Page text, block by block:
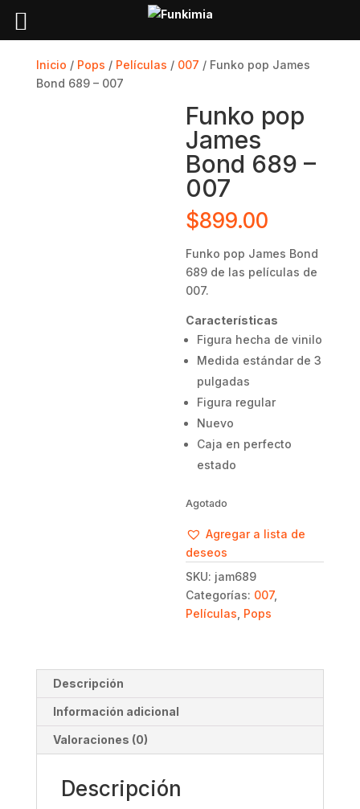
Inicio / Pops / Películas / 007 / Funko pop James
Bond 689 – 007
Funko pop
James
Bond 689 –
007
$899.00
Funko pop James Bond
689 de las películas de
007.
Características
Figura hecha de vinilo
Medida estándar de 3
pulgadas
Figura regular
Nuevo
Caja en perfecto
estado
Agotado
Agregar a lista de
deseos
SKU: jam689
Categorías: 007,
Películas Pops
Descripción
Información adicional
Valoraciones (0)
Descripción